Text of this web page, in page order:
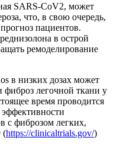
SARS-CoV2, может
что, в свою очередь,
пациентов.
в острой
ремоделирование
в низких дозах может
фиброз легочной ткани у
время проводится
с фиброзом легких,
(https://clinicaltrials.gov/)